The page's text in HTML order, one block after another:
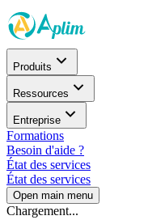
Produits
Ressources
Entreprise
Formations
Besoin d'aide ?
État des services
État des services
Open main menu
Chargement...